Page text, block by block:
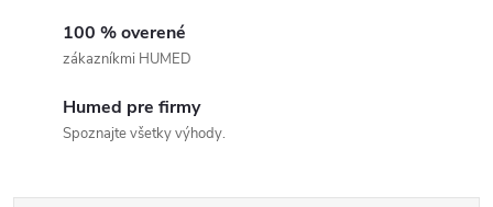
100 % overené
zákazníkmi HUMED
Humed pre firmy
Spoznajte všetky výhody.